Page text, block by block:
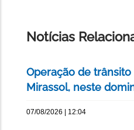
Notícias
Operação de
Mirassol, neste
07/08/2026 | 12:04